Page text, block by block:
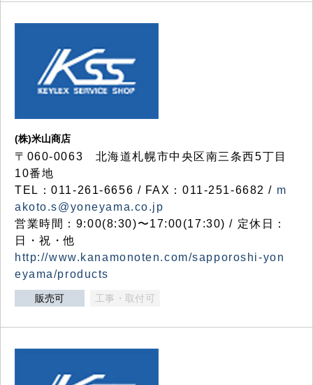
(株)米山商店
〒060-0063 北海道札幌市中央区南三条西5丁目
10番地
TEL：011-261-6656 / FAX：011-251-6682 / m
akoto.s@yoneyama.co.jp
営業時間：9:00(8:30)〜17:00(17:30) / 定休日：
日・祝・他
http://www.kanamonoten.com/sapporoshi-yon
eyama/products
販売可 工事・取付可